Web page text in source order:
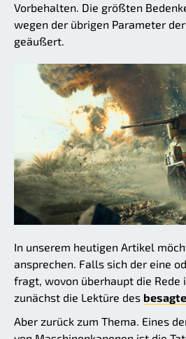
Vorbehalten. Die größten
wegen der übrigen Parameter
geäußert.
In unserem heutigen Artikel
ansprechen. Falls sich der eine
fragt, wovon überhaupt die
zunächst die Lektüre des
Aber zurück zum Thema. Eines